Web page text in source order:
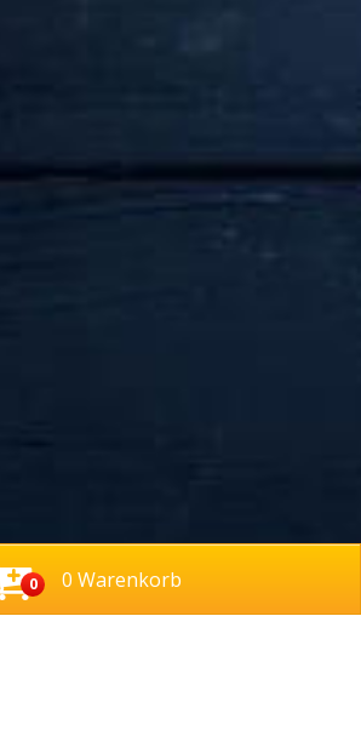
0 0 Warenkorb